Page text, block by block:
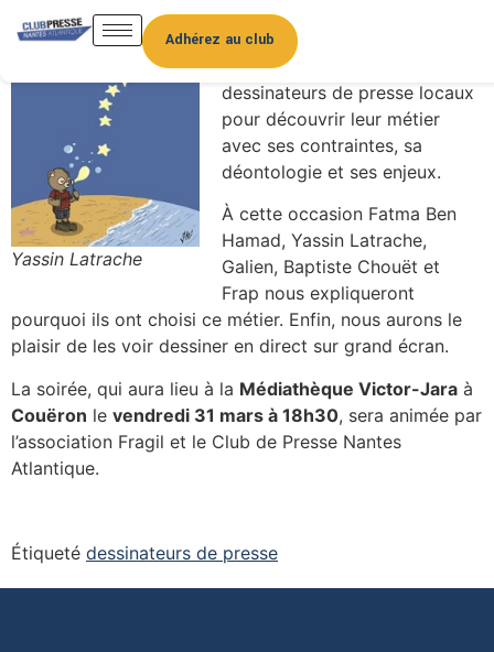
Adhérez au club
Yassin Latrache
Le Club de la Presse Nantes
Atlantique vous propose
rencontre privilégiée
dessinateurs de presse locaux
pour découvrir leur métier
avec ses contraintes, sa
déontologie et ses enjeux.
À cette occasion Fatma Ben
Hamad, Yassin Latrache,
Galien, Baptiste Chouët et
Frap nous expliqueront
pourquoi ils ont choisi ce métier. Enfin, nous aurons le
plaisir de les voir dessiner en direct sur grand écran.
La soirée, qui aura lieu à la Médiathèque Victor-Jara à
Couëron le vendredi 31 mars à 18h30, sera animée par
l’association Fragil et le Club de Presse Nantes
Atlantique.
Étiqueté dessinateurs de presse